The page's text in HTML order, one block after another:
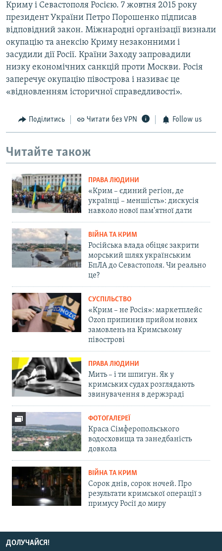
Криму і Севастополя Росією. 7 жовтня 2015 року
президент України Петро Порошенко підписав
відповідний закон. Міжнародні організації визнали
окупацію та анексію Криму незаконними і
засудили дії Росії. Країни Заходу запровадили
низку економічних санкцій проти Москви. Росія
заперечує окупацію півострова і називає це
«відновленням історичної справедливості».
Поділитись Читати без VPN Follow us
Читайте також
ПРАВА ЛЮДИНИ
«Крим – єдиний регіон, де
українці – меншість»: дискусія
навколо нової пам'ятної дати
ВІЙНА ТА КРИМ
Російська влада обіцяє закрити
морський шлях українським
БпЛА до Севастополя. Чи реально
це?
СУСПІЛЬСТВО
«Крим – не Росія»: маркетплейс
Ozon припинив прийом нових
замовлень на Кримському
півострові
ПРАВА ЛЮДИНИ
Мить – і ти шпигун. Як у
кримських судах розглядають
звинувачення в держзраді
ФОТОГАЛЕРЕЇ
Краса Сімферопольського
водосховища та занедбаність
довкола
ВІЙНА ТА КРИМ
Сорок днів, сорок ночей. Про
результати кримської операції з
примусу Росії до миру
ДОЛУЧАЙСЯ!